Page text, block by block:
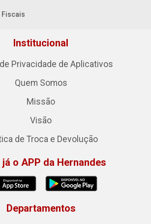
Fiscais
Institucional
Privacidade de Aplicativos
Quem Somos
Missão
Visão
de Troca e Devolução
já o APP da Hernandes
Departamentos